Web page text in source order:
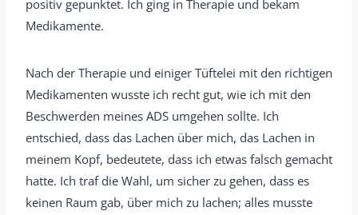
positiv gepunktet. Ich ging in Therapie und bekam
Medikamente.
Nach der Therapie und einiger Tüftelei mit den richtigen
Medikamenten wusste ich recht gut, wie ich mit den
Beschwerden meines ADS umgehen sollte. Ich
entschied, dass das Lachen über mich, das Lachen in
meinem Kopf, bedeutete, dass ich etwas falsch gemacht
hatte. Ich traf die Wahl, um sicher zu gehen, dass es
keinen Raum gab, über mich zu lachen; alles musste